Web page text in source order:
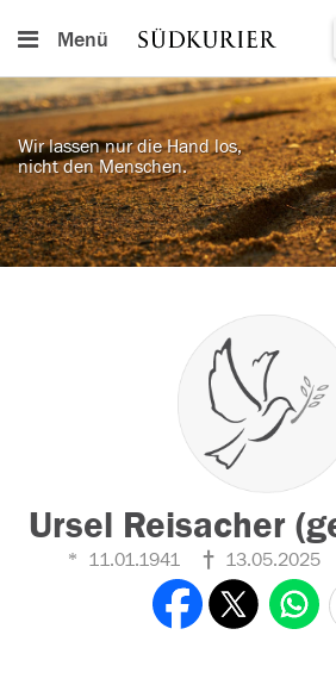
Menü
Wir lassen nur die Hand los,
nicht den Menschen.
Ursel Reisacher
11.01.1941 13.05.2025